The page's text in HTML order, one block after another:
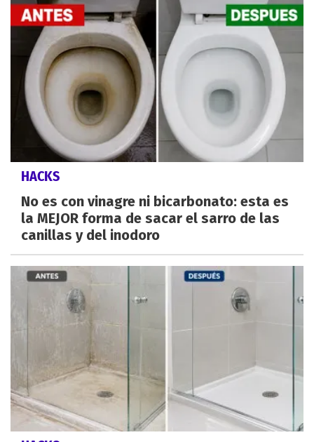
HACKS
No es con vinagre ni bicarbonato: esta es
la MEJOR forma de sacar el sarro de las
canillas y del inodoro